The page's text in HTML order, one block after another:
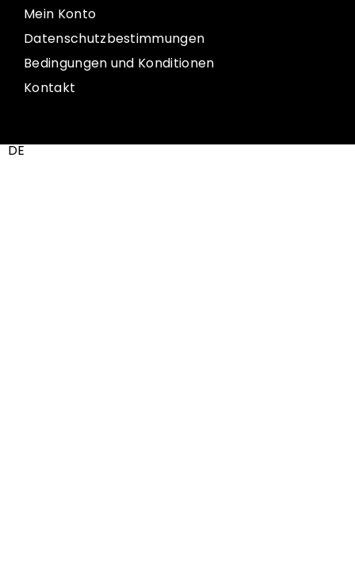
Mein Konto
Datenschutzbestimmungen
Bedingungen und Konditionen
Kontakt
DE